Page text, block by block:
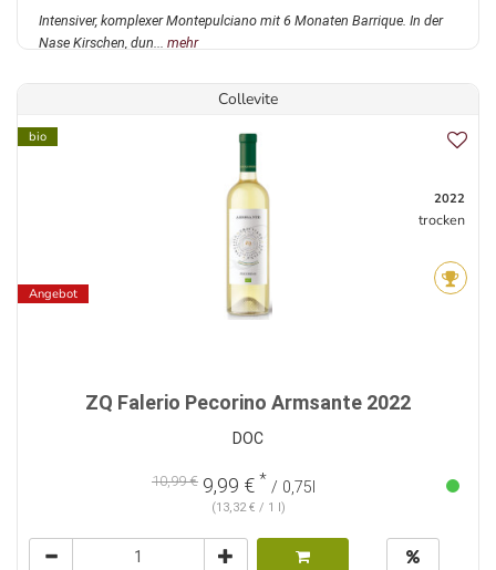
Intensiver, komplexer Montepulciano mit 6 Monaten Barrique. In der
Nase Kirschen, dun... mehr
Collevite
bio
Angebot
2022
trocken
ZQ Falerio Pecorino Armsante 2022
DOC
10,99 € 9,99 € * / 0,75l
(13,32 € / 1 l)